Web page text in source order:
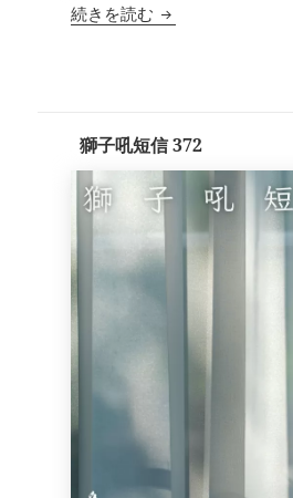
続きを読む 獅子吼短信 373
獅子吼短信 372